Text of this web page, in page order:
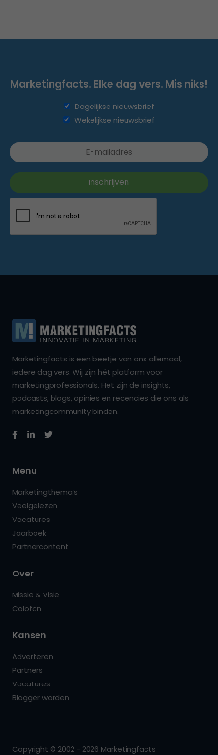
Marketingfacts. Elke dag vers. Mis niks!
Dagelijkse nieuwsbrief
Wekelijkse nieuwsbrief
Marketingfacts is een beetje van ons allemaal,
iedere dag vers. Wij zijn hét platform voor
marketingprofessionals. Het zijn de insights,
podcasts, blogs, opinies en recencies die ons als
marketingcommunity binden.
Menu
Marketingthema’s
Veelgelezen
Vacatures
Jaarboek
Partnercontent
Over
Missie & Visie
Colofon
Kansen
Adverteren
Partners
Vacatures
Blogger worden
Copyright © 2002 - 2026 Marketingfacts